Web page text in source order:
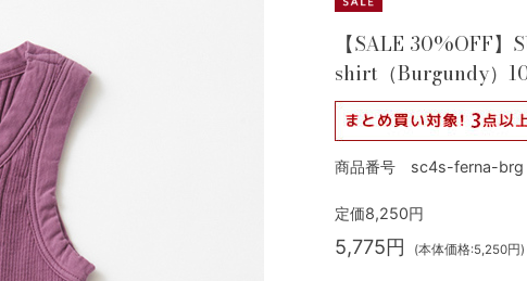
【SALE 30%OFF
shirt（Burgundy）
商品番号 sc4s-ferna-brg
定価8,250円
5,775円 (本体価格:5,250円)